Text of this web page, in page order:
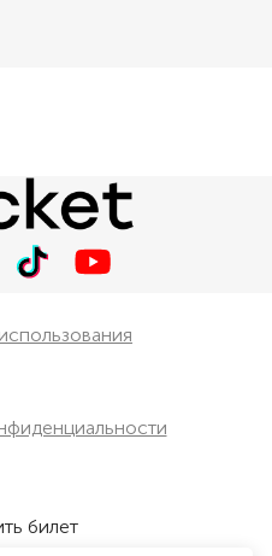
билет